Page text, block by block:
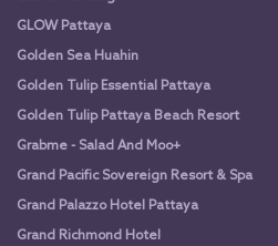
GLOW Pattaya
Golden Sea Huahin
Golden Tulip Essential Pattaya
Golden Tulip Pattaya Beach Resort
Grabme - Salad And Moo+
Grand Pacific Sovereign Resort & Spa
Grand Palazzo Hotel Pattaya
Grand Richmond Hotel